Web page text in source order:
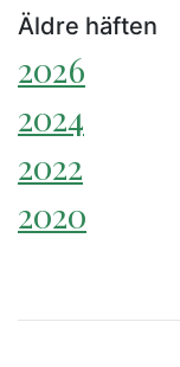
Äldre häften
2026
2024
2022
2020